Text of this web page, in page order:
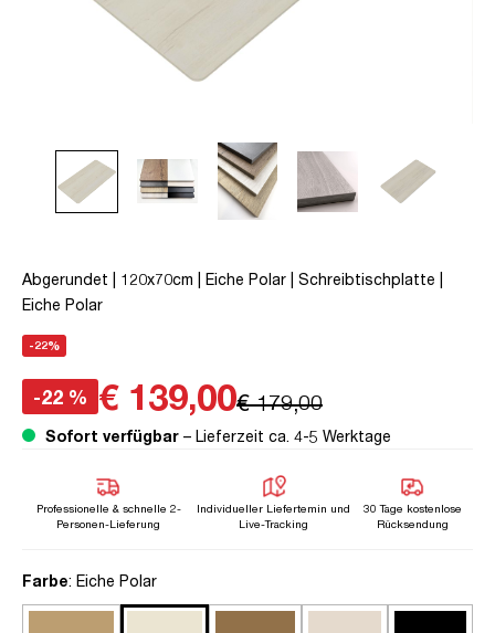
Abgerundet | 120x70cm | Eiche Polar | Schreibtischplatte |
Eiche Polar
-22%
-22 % € 139,00€ 179,00
Sofort verfügbar – Lieferzeit ca. 4-5 Werktage
Professionelle & schnelle 2-
Personen-Lieferung
Individueller Liefertemin und
Live-Tracking
30 Tage kostenlose
Rücksendung
Farbeauswählen
: Eiche Polar